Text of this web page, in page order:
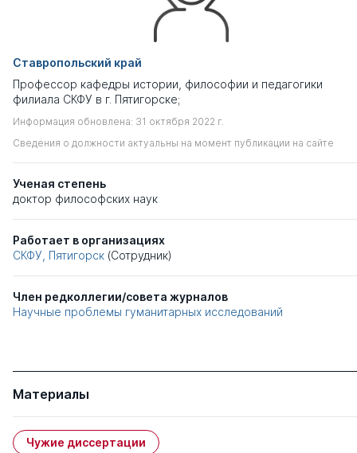
Ставропольский край
Профессор кафедры истории, философии и педагогики
филиала СКФУ в г. Пятигорске;
Информация обновлена: 31 октября 2022 г.
Сведения о должности актуальны на момент публикации на сайте
Ученая степень
доктор философских наук
Работает в организациях
СКФУ, Пятигорск (Сотрудник)
Член редколлегии/совета журналов
Научные проблемы гуманитарных исследований
Материалы
Чужие диссертации